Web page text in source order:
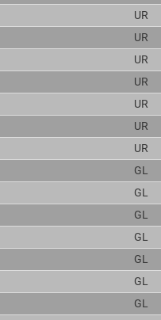
UR
UR
UR
UR
UR
UR
UR
GL
GL
GL
GL
GL
GL
GL